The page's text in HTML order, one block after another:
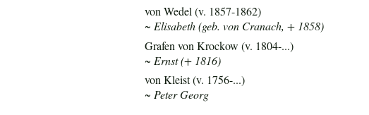
von Wedel (v. 1857-1862)
~ Elisabeth (geb. von Cranach, + 1858)
Grafen von Krockow (v. 1804-...)
~ Ernst (+ 1816)
von Kleist (v. 1756-...)
~ Peter Georg